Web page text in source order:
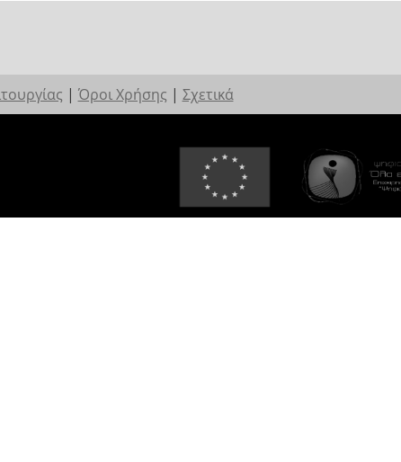
| Όροι Χρήσης | Σχετικά